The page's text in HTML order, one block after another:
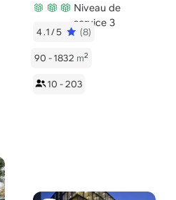
Niveau de
service 3
4.1/5 (8)
90 - 1832 m2
10 - 203